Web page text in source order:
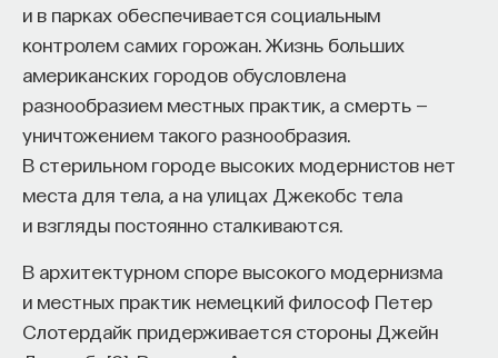
и в парках обеспечивается социальным
контролем самих горожан. Жизнь больших
американских городов обусловлена
разнообразием местных практик, а смерть —
уничтожением такого разнообразия.
В стерильном городе высоких модернистов нет
места для тела, а на улицах Джекобс тела
и взгляды постоянно сталкиваются.
В архитектурном споре высокого модернизма
и местных практик немецкий философ Петер
Слотердайк придерживается стороны Джейн